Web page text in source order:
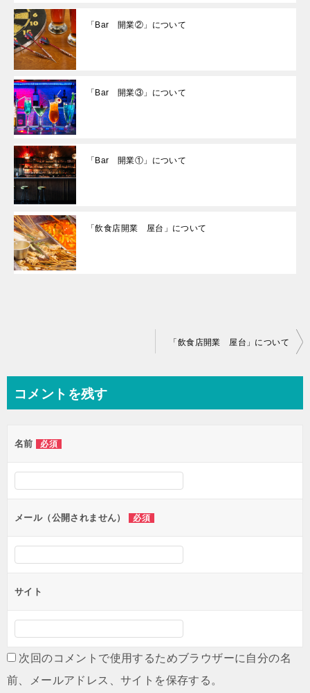
「Bar 開業②」について
「Bar 開業③」について
「Bar 開業①」について
「飲食店開業 屋台」について
ビ
ー
シ
ン
「飲食店開業 屋台」について
コメントを残す
名前 必須
メール（公開されません） 必須
サイト
次回のコメントで使用するためブラウザーに自分の名
前、メールアドレス、サイトを保存する。